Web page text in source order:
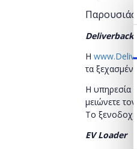
Deliverback
H www.
τα
Η υπηρεσία
μειώνετε
Το
EV Loader